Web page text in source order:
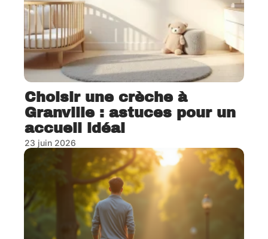
Choisir une crèche à
Granville : astuces pour un
accueil idéal
23 juin 2026